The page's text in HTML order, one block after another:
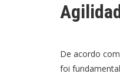
De acordo
foi